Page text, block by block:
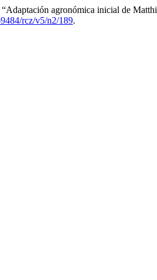
agronómica inicial de
rcz/v5/n2/189.